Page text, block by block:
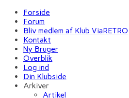
Forside
Forum
Bliv medlem af Klub ViaRETRO
Kontakt
Ny Bruger
Overblik
Log ind
Din Klubside
Arkiver
Artikel